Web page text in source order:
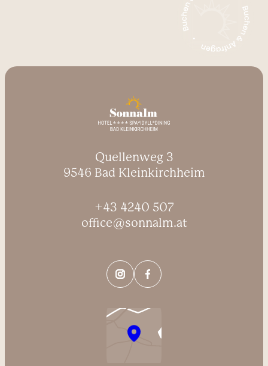
Quellenweg 3
9546 Bad Kleinkirchheim
+43 4240 507
office@sonnalm.at